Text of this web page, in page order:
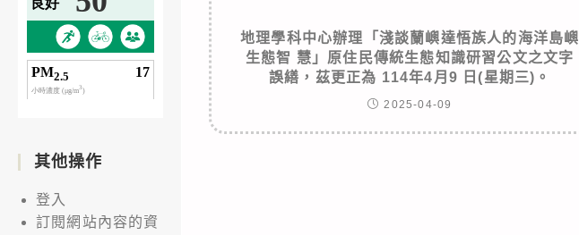
地理學科中心辦理「淺談蘭嶼達悟族人的海洋島嶼
生態智 慧」原住民傳統生態知識研習公文之文字
誤繕，茲更正為 114年4月9 日(星期三)。
2025-04-09
其他操作
登入
訂閱網站內容的資